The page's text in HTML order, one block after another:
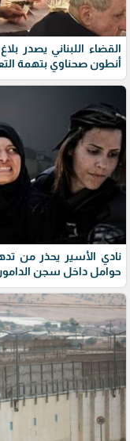
القضاء اللبناني يصدر
أنطون صحناوي بتهمة
نادي الأسير يحذر من
حوامل داخل سجن